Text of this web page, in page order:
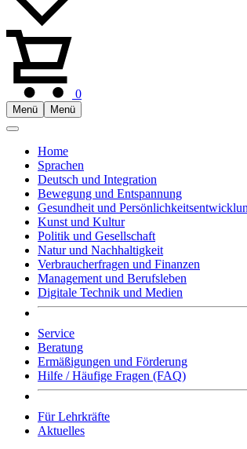
0
Menü Menü
Home
Sprachen
Deutsch und Integration
Bewegung und Entspannung
Gesundheit und
Kunst und Kultur
Politik und Gesellschaft
Natur und Nachhaltigkeit
Verbraucherfragen und Finanzen
Management und Berufsleben
Digitale Technik und Medien
Service
Beratung
Ermäßigungen und Förderung
Hilfe / Häufige Fragen (FAQ)
Für Lehrkräfte
Aktuelles